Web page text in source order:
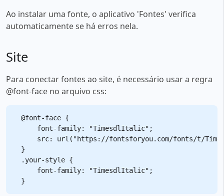
Ao instalar uma fonte, o aplicativo 'Fontes' verifica
automaticamente se há erros nela.
Site
Para conectar fontes ao site, é necessário usar a regra
@font-face no arquivo css:
@font-face {
    font-family: "TimesdlItalic";
src: url("https://fontsforyou.com/fonts/t/
}
.your-style {
    font-family: "TimesdlItalic";